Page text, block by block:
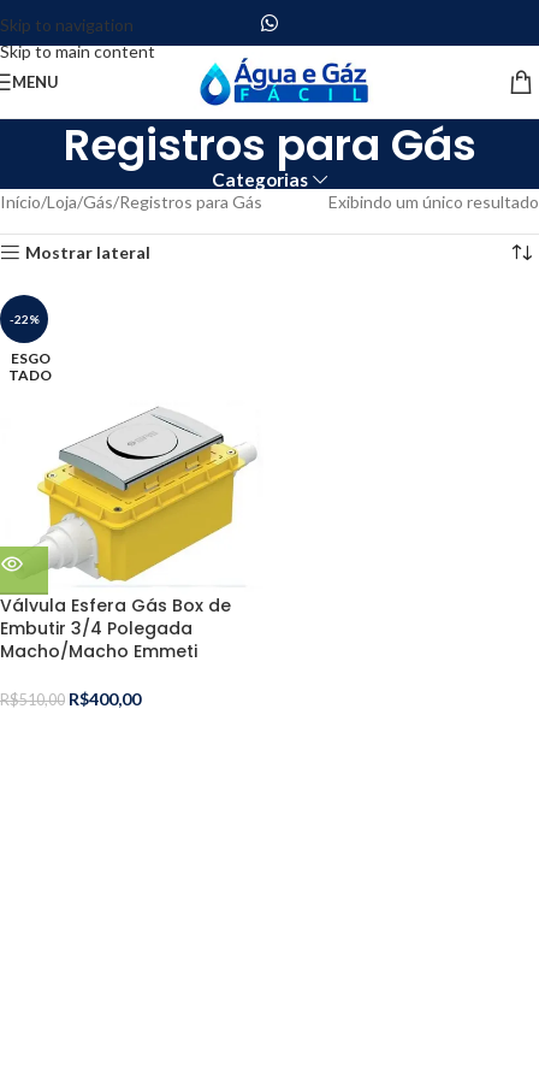
Skip to navigation
Skip to main content
MENU
Registros para Gás
Categorias
Início Loja Gás Registros para Gás Exibindo um único resultado
Mostrar lateral
-22%
ESGO
TADO
Válvula Esfera Gás Box de
Embutir 3/4 Polegada
Macho/Macho Emmeti
R$510,00 R$400,00